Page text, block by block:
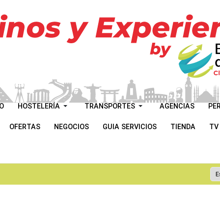
HOSTELERÍA TRANSPORTES AGENCIAS
OFERTAS NEGOCIOS GUIA SERVICIOS TIENDA TV